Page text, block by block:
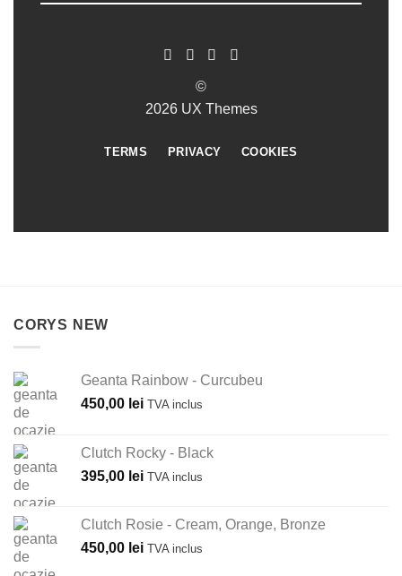
©
2026 UX Themes
TERMS PRIVACY COOKIES
CORYS NEW
Geanta Rainbow - Curcubeu
450,00 lei TVA inclus
Clutch Rocky - Black
395,00 lei TVA inclus
Clutch Rosie - Cream, Orange, Bronze
450,00 lei TVA inclus